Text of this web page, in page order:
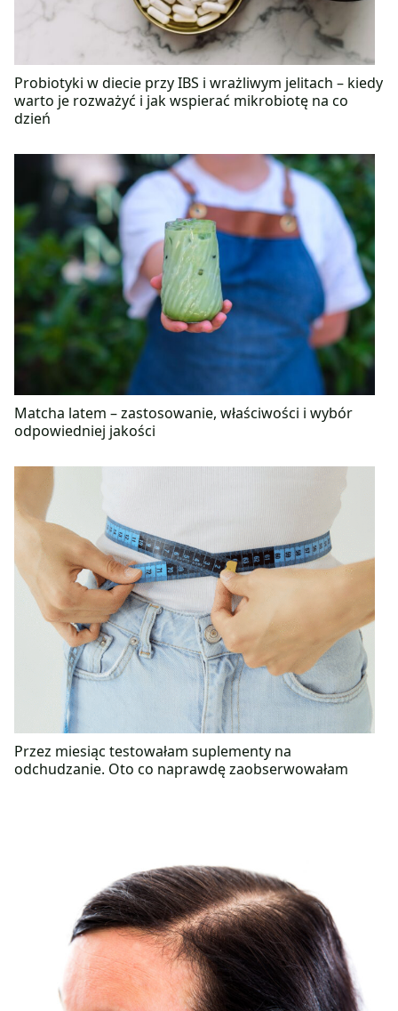
Probiotyki w diecie przy IBS i wrażliwym jelitach – kiedy
warto je rozważyć i jak wspierać mikrobiotę na co
dzień
Matcha latem – zastosowanie, właściwości i wybór
odpowiedniej jakości
Przez miesiąc testowałam suplementy na
odchudzanie. Oto co naprawdę zaobserwowałam